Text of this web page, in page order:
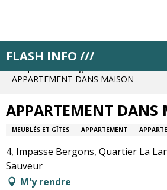
principal
FLASH INFO ///
Accueil
Résa pas à pas
APPARTEMENT DANS MAISON
APPARTEMENT DANS
MEUBLÉS ET GÎTES APPARTEMENT
4, Impasse Bergons, Quartier La
Sauveur
M'y rendre